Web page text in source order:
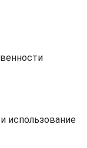
использование